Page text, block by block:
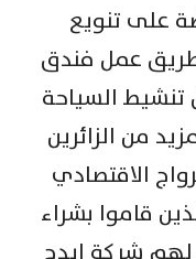
على تنويع
طريق عمل فندق
تنشيط السياحة
من الزائرين
الاقتصادي
قاموا بشراء